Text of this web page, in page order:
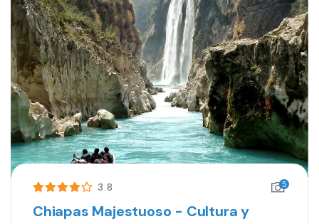
3.8 5
Chiapas Majestuoso - Cultura y